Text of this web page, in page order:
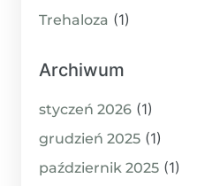
Trehaloza (1)
Archiwum
styczeń 2026 (1)
grudzień 2025 (1)
październik 2025 (1)